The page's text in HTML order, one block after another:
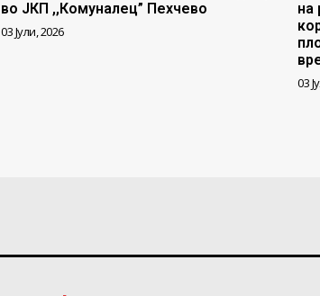
во ЈКП ,,Комуналец” Пехчево
03 Јули, 2026
на
03